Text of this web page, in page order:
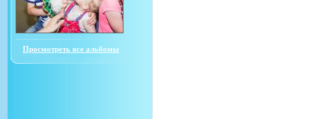
Просмотреть все альбомы